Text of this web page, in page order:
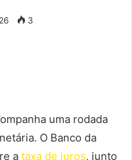
3
uma rodada
O Banco da
a taxa de juros, junto